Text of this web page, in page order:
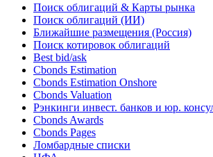
Поиск облигаций & Карты рынка
Поиск облигаций (ИИ)
Ближайшие размещения (Россия)
Поиск котировок облигаций
Best bid/ask
Cbonds Estimation
Cbonds Estimation Onshore
Cbonds Valuation
Рэнкинги инвест. банков и юр.
Cbonds Awards
Cbonds Pages
Ломбардные списки